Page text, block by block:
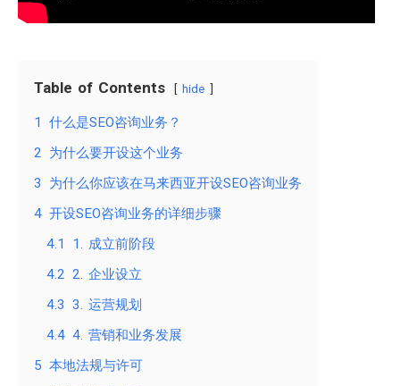
Table of Contents hide
1
什么是SEO咨询业务？
2 为什么要开设这个业务
3
为什么你应该在马来西亚开设SEO咨询业务
4 开设SEO咨询业务的详细步骤
4.1
1. 成立前阶段
4.2 2. 企业设立
4.3 3. 运营规划
4.4 4. 营销和业务发展
5 本地法规与许可